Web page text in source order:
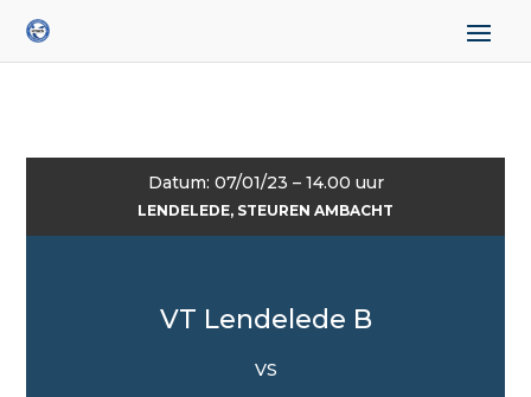
Datum: 07/01/23 – 14.00 uur
LENDELEDE, STEUREN AMBACHT
VT Lendelede B
VS